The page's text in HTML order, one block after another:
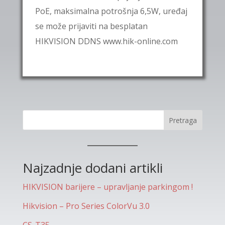
PoE, maksimalna potrošnja 6,5W, uređaj
se može prijaviti na besplatan
HIKVISION DDNS www.hik-online.com
Pretraga
Najzadnje dodani artikli
HIKVISION barijere – upravljanje parkingom !
Hikvision – Pro Series ColorVu 3.0